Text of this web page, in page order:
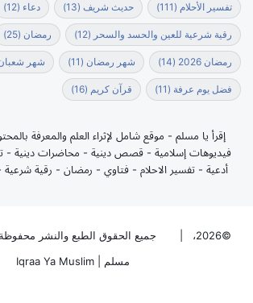
تفسير الأحلام (111) حديث شريف (13) دعاء (12)
رقية شرعية للعين والحسد والسحر (12) رمضان (25)
رمضان 2026 (14) شهر رمضان (11) شهر
فضل يوم عرفة (11) قرآن كريم (16)
إقرأ يا مسلم - موقع شامل لإثراء العلم والمعرفة
فيديوهات إسلامية - قصص دينية - محاضرات دينية -
أدعية - تفسير الاحلام - فتاوي - رمضان - رقية
©2026، |
جميع الحقوق الطبع والنشر محفوظة
مسلم | Iqraa Ya Muslim